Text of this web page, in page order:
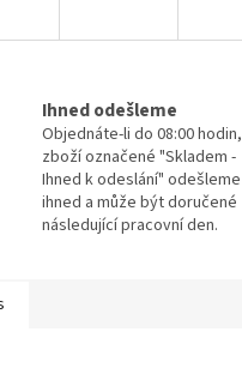
Ihned odešleme
Objednáte-li do 08:00 hodin,
zboží označené "Skladem -
Ihned k odeslání" odešleme
ihned a může být doručené
následující pracovní den.